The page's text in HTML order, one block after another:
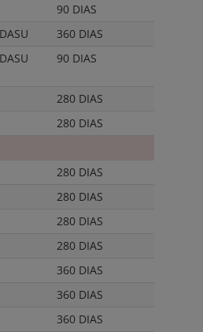
90 DIAS
360 DIAS
90 DIAS
280 DIAS
280 DIAS
280 DIAS
280 DIAS
280 DIAS
280 DIAS
360 DIAS
360 DIAS
360 DIAS